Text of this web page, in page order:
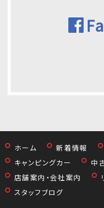
ホーム 新着情報
キャンピングカー
中
店舗案内・会社案内
スタッフブログ